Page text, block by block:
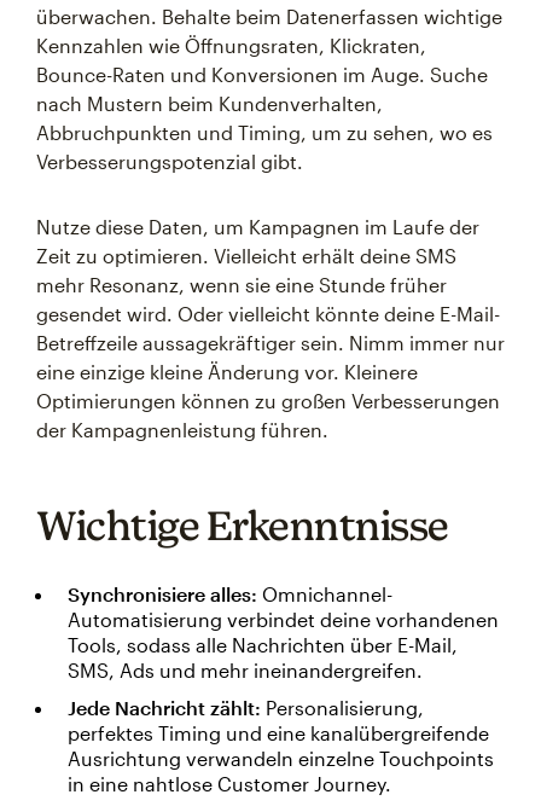
überwachen. Behalte beim Datenerfassen wichtige
Kennzahlen wie Öffnungsraten, Klickraten,
Bounce-Raten und Konversionen im Auge. Suche
nach Mustern beim Kundenverhalten,
Abbruchpunkten und Timing, um zu sehen, wo es
Verbesserungspotenzial gibt.
Nutze diese Daten, um Kampagnen im Laufe der
Zeit zu optimieren. Vielleicht erhält deine SMS
mehr Resonanz, wenn sie eine Stunde früher
gesendet wird. Oder vielleicht könnte deine E-Mail-
Betreffzeile aussagekräftiger sein. Nimm immer nur
eine einzige kleine Änderung vor. Kleinere
Optimierungen können zu großen Verbesserungen
der Kampagnenleistung führen.
Wichtige Erkenntnisse
Synchronisiere alles: Omnichannel-
Automatisierung verbindet deine vorhandenen
Tools, sodass alle Nachrichten über E-Mail,
SMS, Ads und mehr ineinandergreifen.
Jede Nachricht zählt: Personalisierung,
perfektes Timing und eine kanalübergreifende
Ausrichtung verwandeln einzelne Touchpoints
in eine nahtlose Customer Journey.